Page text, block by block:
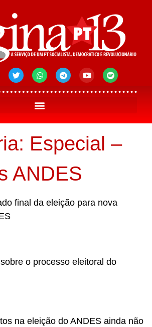
Especial –
ANDES
final da eleição para nova
o processo eleitoral do
na eleição do ANDES ainda não